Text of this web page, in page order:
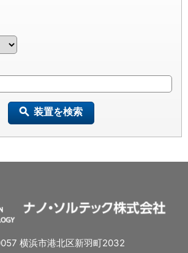
装置を検索
横浜市港北区新羽町2032